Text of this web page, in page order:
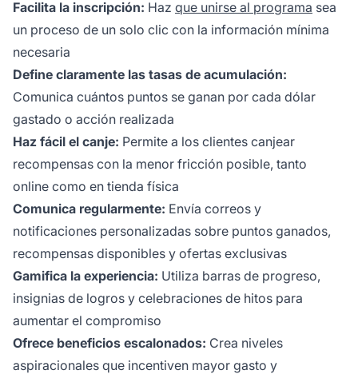
Facilita la inscripción: Haz que unirse al programa sea
un proceso de un solo clic con la información mínima
necesaria
Define claramente las tasas de acumulación:
Comunica cuántos puntos se ganan por cada dólar
gastado o acción realizada
Haz fácil el canje: Permite a los clientes canjear
recompensas con la menor fricción posible, tanto
online como en tienda física
Comunica regularmente: Envía correos y
notificaciones personalizadas sobre puntos ganados,
recompensas disponibles y ofertas exclusivas
Gamifica la experiencia: Utiliza barras de progreso,
insignias de logros y celebraciones de hitos para
aumentar el compromiso
Ofrece beneficios escalonados: Crea niveles
aspiracionales que incentiven mayor gasto y